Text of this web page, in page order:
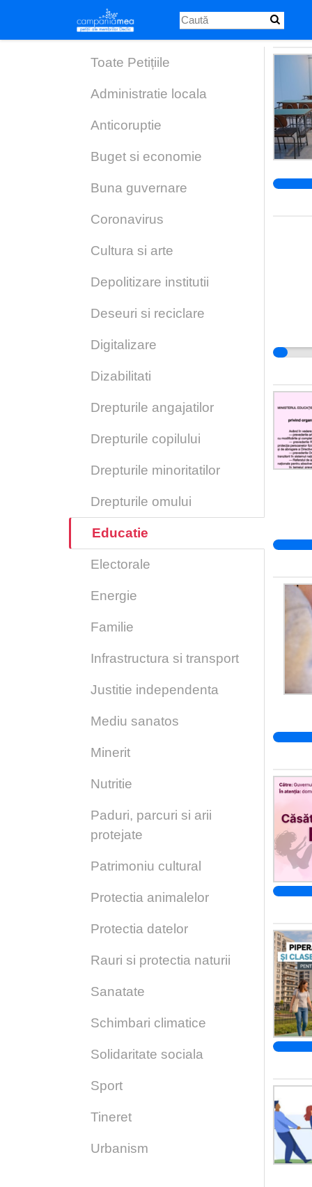
main
Toate Petițiile
Administratie locala
Anticoruptie
Buget si economie
Buna guvernare
Coronavirus
Cultura si arte
Depolitizare institutii
Deseuri si reciclare
Digitalizare
Dizabilitati
Drepturile angajatilor
Drepturile copilului
Drepturile minoritatilor
Drepturile omului
Educatie
Electorale
Energie
Familie
Infrastructura si transport
Justitie independenta
Mediu sanatos
Minerit
Nutritie
Paduri, parcuri si arii
protejate
Patrimoniu cultural
Protectia animalelor
Protectia datelor
Rauri si protectia naturii
Sanatate
Schimbari climatice
Solidaritate sociala
Sport
Tineret
Urbanism